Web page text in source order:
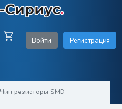
Войти Регистрация
Чип резисторы SMD